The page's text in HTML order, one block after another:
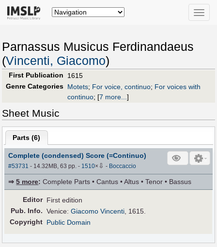
Toggle
Parnassus Musicus Ferdinandaeus
(Vincenti, Giacomo)
First Publication
1615
Genre Categories Motets; For voice, continuo; For voices with
continuo; [7 more...]
Sheet Music
Parts (6)
Complete (condensed) Score (=Continuo)
#53731 - 14.32MB, 63 pp.- 1510× ⇩ - Boccaccio
⇒5 more: Complete Parts • Cantus • Altus • Tenor • Bassus
Editor First edition
Pub. Info. Venice:Giacomo Vincenti, 1615.
Copyright Public Domain